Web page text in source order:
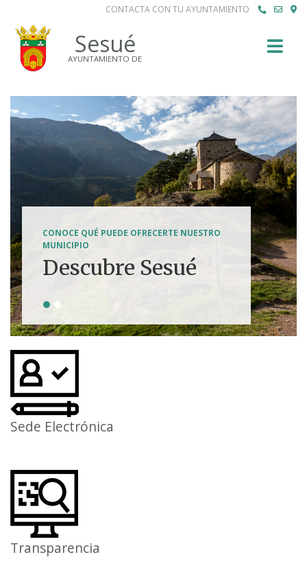
CONTACTA CON TU AYUNTAMIENTO
Sesué
AYUNTAMIENTO DE
CONOCE QUÉ PUEDE OFRECERTE NUESTRO
MUNICIPIO
Descubre Sesué
Tierra de
aventuras
Sede Electrónica
Transparencia